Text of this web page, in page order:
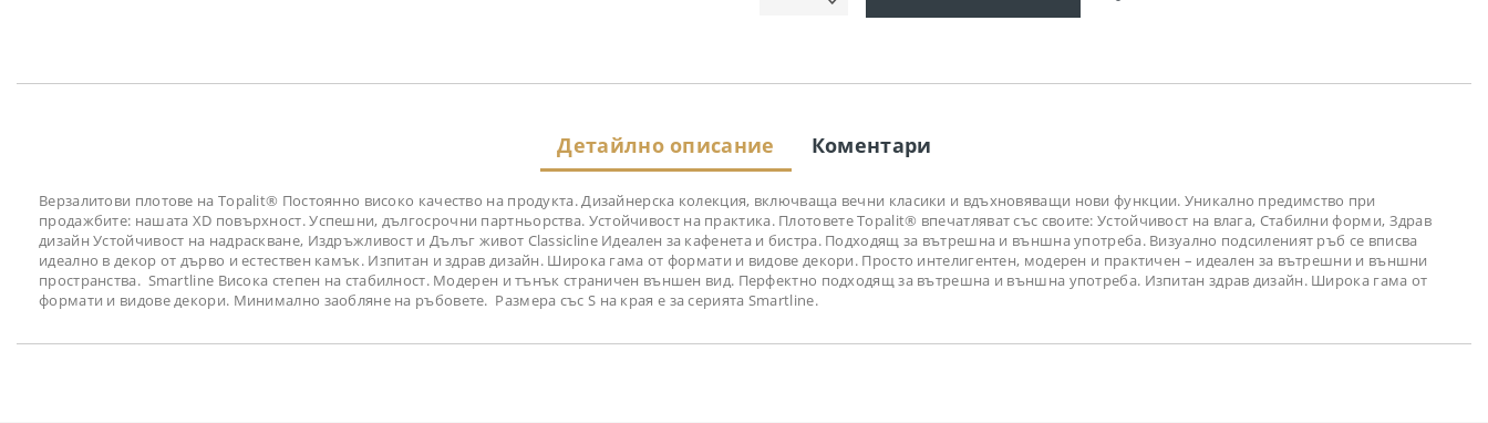
Детайлно описание
Верзалитови плотове на Topalit® Постоянно високо качество на продукта. Дизайнерска колекция, включваща вечни класики и вдъхновяващи нови функции. Уникално предимство при
продажбите: нашата XD повърхност. Успешни, дългосрочни партньорства. Устойчивост на практика. Плотовете Topalit® впечатляват със своите: Устойчивост на влага, Стабилни форми, Здрав
дизайн Устойчивост на надраскване, Издръжливост и Дълъг живот Classicline Идеален за кафенета и бистра. Подходящ за вътрешна и външна употреба. Визуално подсиленият ръб се вписва
идеално в декор от дърво и естествен камък. Изпитан и здрав дизайн. Широка гама от формати и видове декори. Просто интелигентен, модерен и практичен – идеален за вътрешни и външни
пространства. Smartline Висока степен на стабилност. Модерен и тънък страничен външен вид. Перфектно подходящ за вътрешна и външна употреба. Изпитан здрав дизайн. Широка гама от
формати и видове декори. Минимално заобляне на ръбовете. Размера със S на края е за серията Smartline.
Коментари